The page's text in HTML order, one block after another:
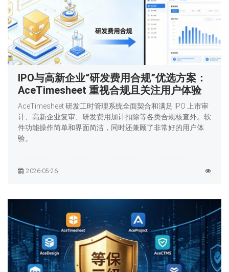
IPO与高新企业“研发费用合规”优选方案：
AceTimesheet 重视合规且关注用户体验
AceTimesheet 研发工时管理系统全面契合和满足 IPO 上市审
计、高新企业复审、研发费用加计扣除等各类合规核查外。软
件功能操作简单和界面简洁，同时还兼顾了非常好的用户体
验。
2026-05-26